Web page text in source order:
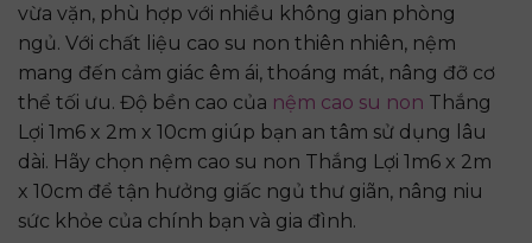
vừa vặn, phù hợp với nhiều không gian phòng
ngủ. Với chất liệu cao su non thiên nhiên, nệm
mang đến cảm giác êm ái, thoáng mát, nâng đỡ cơ
thể tối ưu. Độ bền cao của nệm cao su non Thắng
Lợi 1m6 x 2m x 10cm giúp bạn an tâm sử dụng lâu
dài. Hãy chọn nệm cao su non Thắng Lợi 1m6 x 2m
x 10cm để tận hưởng giấc ngủ thư giãn, nâng niu
sức khỏe của chính bạn và gia đình.